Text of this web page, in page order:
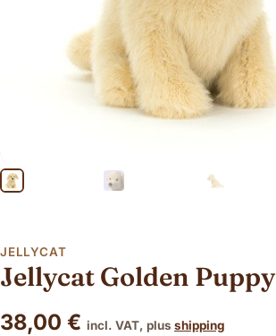
JELLYCAT
Jellycat Golden Puppy
38,00 € incl. VAT, plus shipping